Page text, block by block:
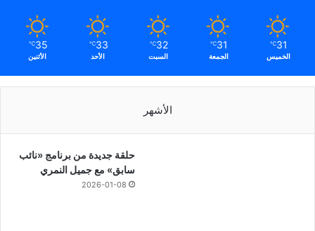
31
℃
الخميس
31
℃
الجمعة
32
℃
السبت
33
℃
الأحد
35
℃
الأثنين
الأشهر
حلقة جديدة من برنامج «نائب
سابق» مع جميل النمري
2026-01-08